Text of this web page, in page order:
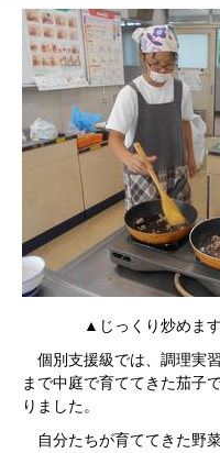
▲じっくり炒めま
個別支援級では、調理実
まで中庭で育ててきた茄子
りました。
自分たちが育ててきた野